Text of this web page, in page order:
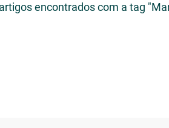
encontrados com a tag